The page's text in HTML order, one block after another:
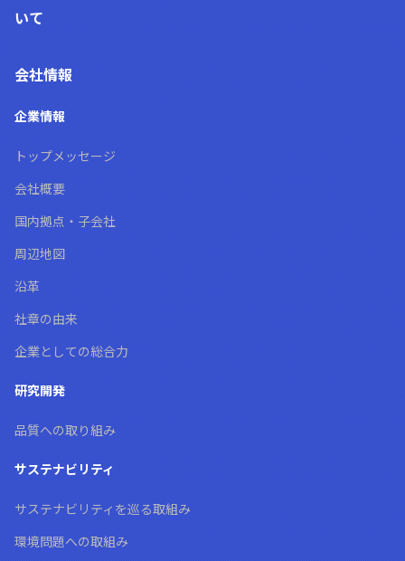
いて
会社情報
企業情報
トップメッセージ
会社概要
国内拠点・子会社
周辺地図
沿革
社章の由来
企業としての総合力
研究開発
品質への取り組み
サステナビリティ
サステナビリティを巡る取組み
環境問題への取組み